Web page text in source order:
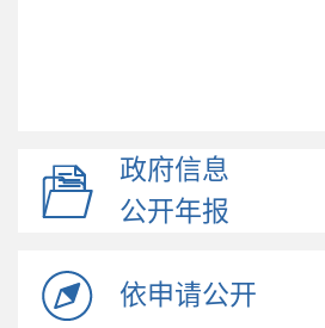
政府信息
公开年报
依申请公开